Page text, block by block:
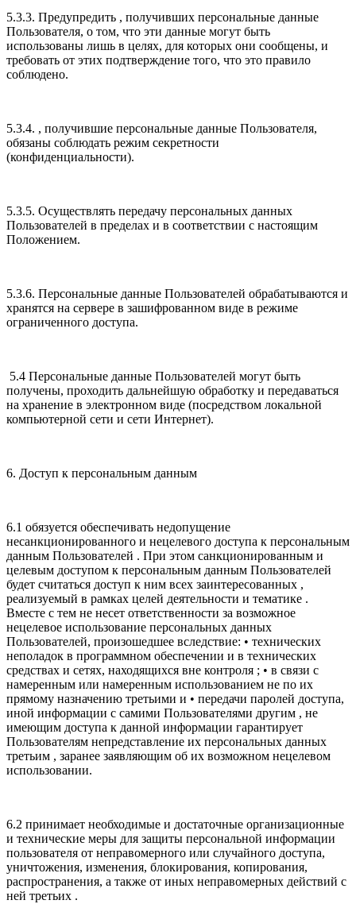
5.3.3. Предупредить , получивших персональные данные
Пользователя, о том, что эти данные могут быть
использованы лишь в целях, для которых они сообщены, и
требовать от этих подтверждение того, что это правило
соблюдено.
5.3.4. , получившие персональные данные Пользователя,
обязаны соблюдать режим секретности
(конфиденциальности).
5.3.5. Осуществлять передачу персональных данных
Пользователей в пределах и в соответствии с настоящим
Положением.
5.3.6. Персональные данные Пользователей обрабатываются и
хранятся на сервере в зашифрованном виде в режиме
ограниченного доступа.
5.4 Персональные данные Пользователей могут быть
получены, проходить дальнейшую обработку и передаваться
на хранение в электронном виде (посредством локальной
компьютерной сети и сети Интернет).
6. Доступ к персональным данным
6.1 обязуется обеспечивать недопущение
несанкционированного и нецелевого доступа к персональным
данным Пользователей . При этом санкционированным и
целевым доступом к персональным данным Пользователей
будет считаться доступ к ним всех заинтересованных ,
реализуемый в рамках целей деятельности и тематике .
Вместе с тем не несет ответственности за возможное
нецелевое использование персональных данных
Пользователей, произошедшее вследствие: • технических
неполадок в программном обеспечении и в технических
средствах и сетях, находящихся вне контроля ; • в связи с
намеренным или намеренным использованием не по их
прямому назначению третьими и • передачи паролей доступа,
иной информации с самими Пользователями другим , не
имеющим доступа к данной информации гарантирует
Пользователям непредставление их персональных данных
третьим , заранее заявляющим об их возможном нецелевом
использовании.
6.2 принимает необходимые и достаточные организационные
и технические меры для защиты персональной информации
пользователя от неправомерного или случайного доступа,
уничтожения, изменения, блокирования, копирования,
распространения, а также от иных неправомерных действий с
ней третьих .